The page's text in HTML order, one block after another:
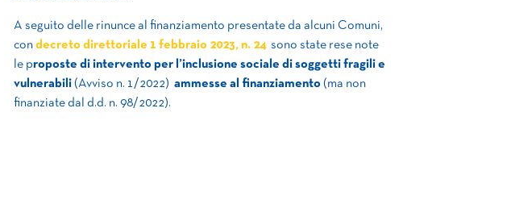
A seguito delle rinunce al finanziamento presentate da alcuni Comuni,
con decreto direttoriale 1 febbraio 2023, n. 24 sono state rese note
le proposte di intervento per l’inclusione sociale di soggetti fragili e
vulnerabili (Avviso n. 1/2022) ammesse al finanziamento (ma non
finanziate dal d.d. n. 98/2022).